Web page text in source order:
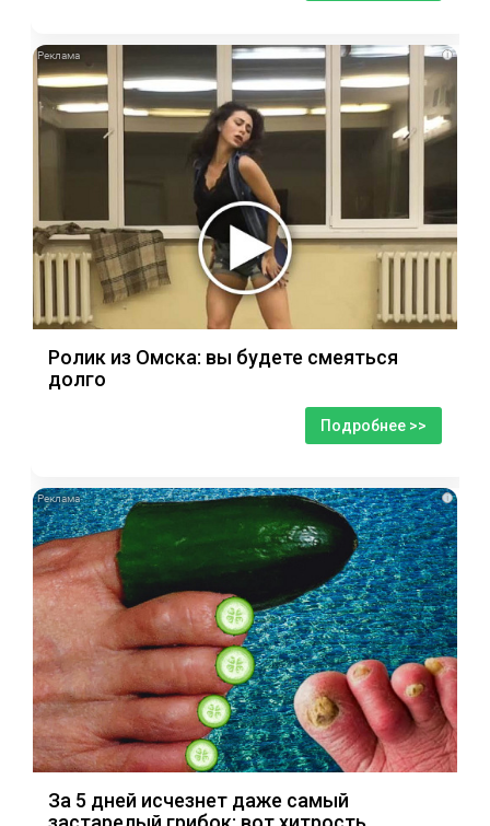
i
Ролик из Омска: вы будете смеяться
долго
Подробнее >>
i
За 5 дней исчезнет даже самый